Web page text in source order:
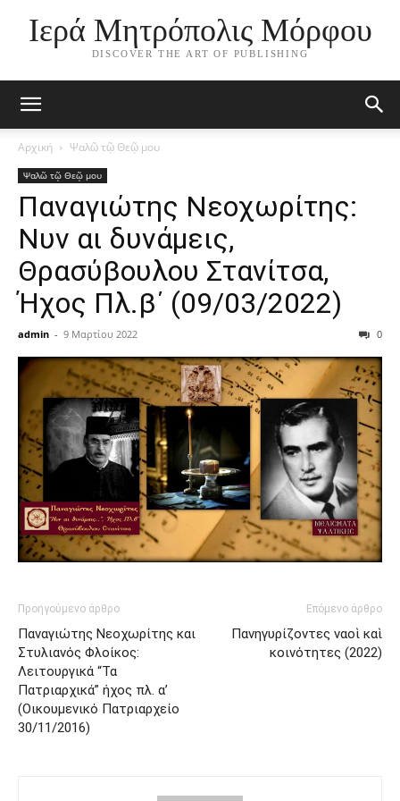
Ιερά Μητρόπολις Μόρφου
DISCOVER THE ART OF PUBLISHING
Αρχική Ψαλῶ τῷ Θεῷ μου
Ψαλῶ τῷ Θεῷ μου
Παναγιώτης Νεοχωρίτης:
Νυν αι δυνάμεις,
Θρασύβουλου Στανίτσα,
Ήχος Πλ.β΄ (09/03/2022)
admin - 9 Μαρτίου 2022 0
Προηγούμενο άρθρο
Παναγιώτης Νεοχωρίτης και
Στυλιανός Φλοίκος:
Λειτουργικά “Τα
Πατριαρχικά” ήχος πλ. α’
(Οικουμενικό Πατριαρχείο
30/11/2016)
Επόμενο άρθρο
Πανηγυρίζοντες ναοὶ καὶ
κοινότητες (2022)